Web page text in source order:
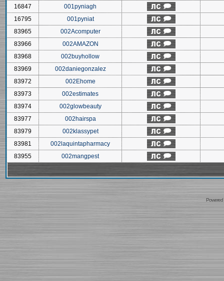
16847
001pyniagh
16795
001pyniat
83965
002Acomputer
83966
002AMAZON
83968
002buyhollow
83969
002daniegonzalez
83972
002Ehome
83973
002estimates
83974
002glowbeauty
83977
002hairspa
83979
002klassypet
83981
002laquintapharmacy
83955
002mangpest